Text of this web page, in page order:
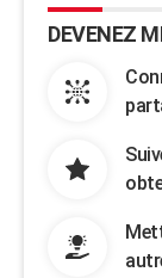
DEVENEZ